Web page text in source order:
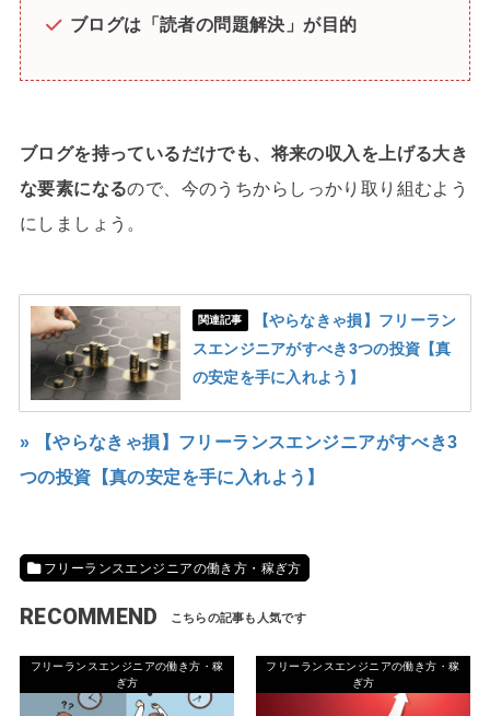
ブログは「読者の問題解決」が目的
ブログを持っているだけでも、将来の収入を上げる大き
な要素になるので、今のうちからしっかり取り組むよう
にしましょう。
関連記事
【やらなきゃ損】フリーラン
スエンジニアがすべき3つの投資【真
の安定を手に入れよう】
» 【やらなきゃ損】フリーランスエンジニアがすべき3
つの投資【真の安定を手に入れよう】
フリーランスエンジニアの働き方・稼ぎ方
RECOMMEND
フリーランスエンジニアの働き方・稼
ぎ方
フリーランスエンジニアの働き方・稼
ぎ方